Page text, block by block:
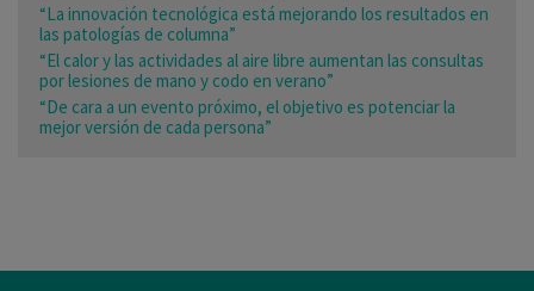
“La innovación tecnológica está mejorando los resultados en
las patologías de columna”
“El calor y las actividades al aire libre aumentan las consultas
por lesiones de mano y codo en verano”
“De cara a un evento próximo, el objetivo es potenciar la
mejor versión de cada persona”